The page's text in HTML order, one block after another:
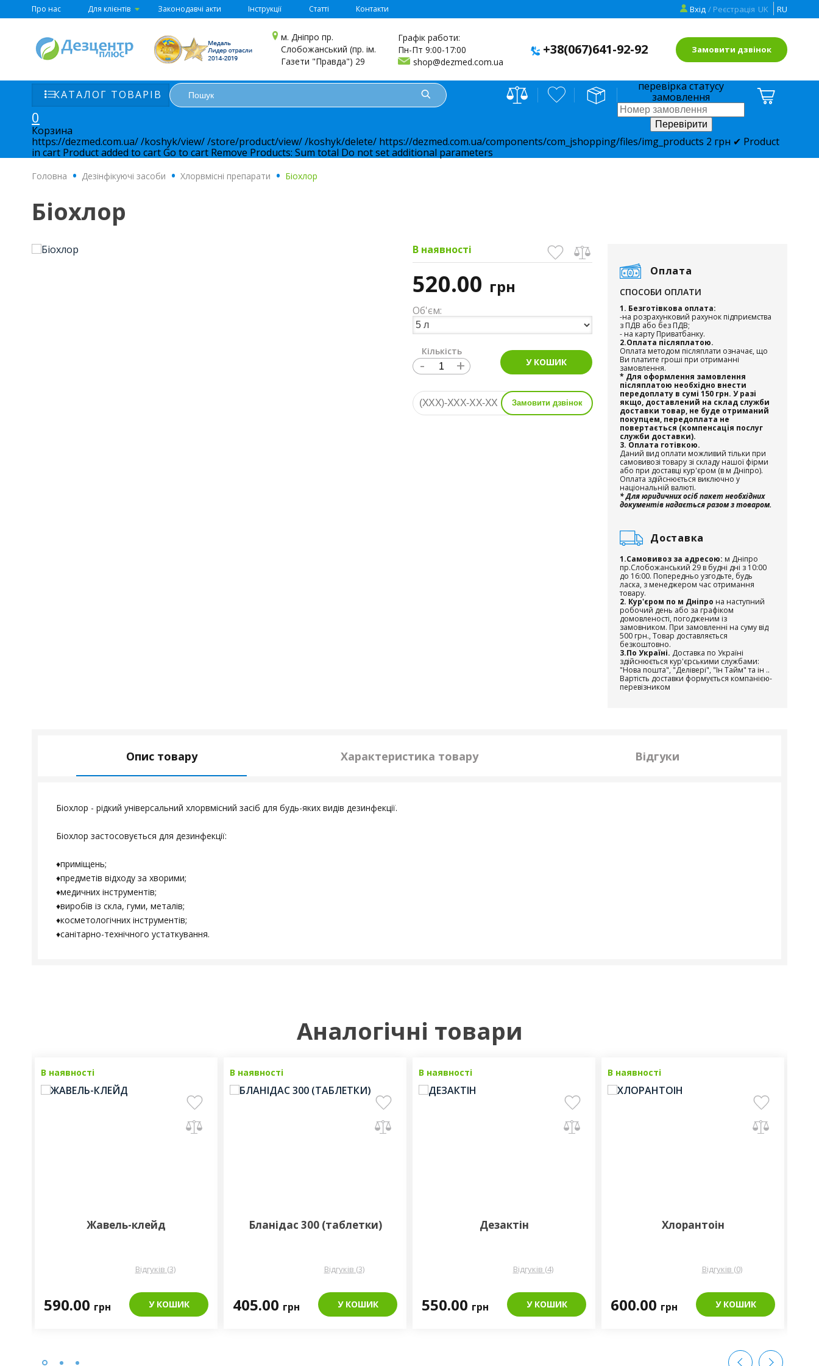
Про нас Для клієнтів Законодавчі акти Інструкції Статті Контакти Вхід / Реєстрація UK RU
м. Дніпро пр.
Слобожанський (пр. ім.
Газети "Правда") 29
Графік работи:
Пн-Пт 9:00-17:00
shop@dezmed.com.ua
+38(067)641-92-92 Замовити дзвінок
КАТАЛОГ ТОВАРІВ
перевірка статусу
замовлення
0
Корзина
https://dezmed.com.ua//koshyk/view//store/product/view//koshyk/delete/ https://dezmed.com.ua/components/com_jshopping/files/img_products 2 грн ✔ Product
in cart Product added to cartGo to cart Remove Products: Sum total Do not set additional parameters
Головна . Дезінфікуючі засоби . Хлорвмісні препарати . Біохлор
Біохлор
В наявності
520.00 грн
Об'єм:
Кількість
- + У КОШИК
Замовити дзвінок
Оплата
СПОСОБИ ОПЛАТИ
1. Безготівкова оплата:
-на розрахунковий рахунок підприємства
з ПДВ або без ПДВ;
- на карту Приватбанку.
2.Оплата післяплатою.
Оплата методом післяплати означає, що
Ви платите гроші при отриманні
замовлення.
* Для оформлення замовлення
післяплатою необхідно внести
передоплату в сумі 150 грн. У разі
якщо, доставлений на склад служби
доставки товар, не буде отриманий
покупцем, передоплата не
повертається (компенсація послуг
служби доставки).
3. Оплата готівкою.
Даний вид оплати можливий тільки при
самовивозі товару зі складу нашої фірми
або при доставці кур'єром (в м Дніпро).
Оплата здійснюється виключно у
національній валюті.
* Для юридичних осіб пакет необхідних
документів надається разом з товаром.
Доставка
1.Самовивоз за адресою: м Дніпро
пр.Слобожанський 29 в будні дні з 10:00
до 16:00. Попередньо узгодьте, будь
ласка, з менеджером час отримання
товару.
2. Кур'єром по м Дніпро на наступний
робочий день або за графіком
домовленості, погодженим із
замовником. При замовленні на суму від
500 грн., Товар доставляється
безкоштовно.
3.По Україні. Доставка по Україні
здійснюється кур'єрськими службами:
"Нова пошта", "Делівері", "Ін Тайм" та ін ..
Вартість доставки формується компанією-
перевізником
Опис товару Характеристика товару Відгуки
Біохлор - рідкий універсальний хлорвмісний засіб для будь-яких видів дезинфекції.
Біохлор застосовується для дезинфекції:
♦приміщень;
♦предметів відходу за хворими;
♦медичних інструментів;
♦виробів із скла, гуми, металів;
♦косметологічних інструментів;
♦санітарно-технічного устаткування.
Аналогічні товари
В наявності
Жавель-клейд
Відгуків (3)
590.00 грн У КОШИК
В наявності
Бланідас 300 (таблетки)
Відгуків (3)
405.00 грн У КОШИК
В наявності
Дезактін
Відгуків (4)
550.00 грн У КОШИК
В наявності
Хлорантоін
Відгуків (0)
600.00 грн У КОШИК